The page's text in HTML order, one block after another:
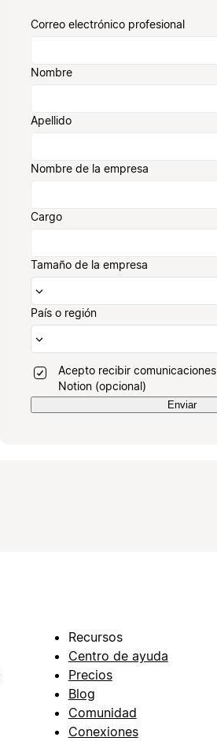
Correo electrónico profesional
Nombre
Apellido
Nombre de la empresa
Cargo
Tamaño de la empresa
País o región
Acepto recibir
Notion (opcional)
Enviar
Recursos
Centro de ayuda
Precios
Blog
Comunidad
Conexiones